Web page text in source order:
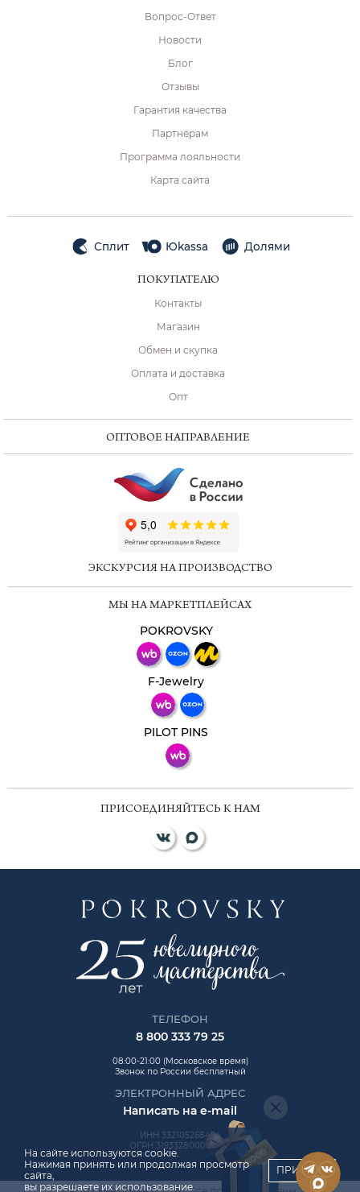
Вопрос-Ответ
Новости
Блог
Отзывы
Гарантия качества
Партнёрам
Программа лояльности
Карта сайта
Сплит Юkassa Долями
ПОКУПАТЕЛЮ
Контакты
Магазин
Обмен и скупка
Оплата и доставка
Опт
ОПТОВОЕ НАПРАВЛЕНИЕ
ЭКСКУРСИЯ НА ПРОИЗВОДСТВО
МЫ НА МАРКЕТПЛЕЙСАХ
POKROVSKY
F-Jewelry
PILOT PINS
ПРИСОЕДИНЯЙТЕСЬ К НАМ
ТЕЛЕФОН
8 800 333 79 25
08:00-21:00 (Московское время)
Звонок по России бесплатный
ЭЛЕКТРОННЫЙ АДРЕС
Написать на e-mail
ИНН 332105268454
ОГРН 319332800006992
На сайте используются cookie.
Нажимая принять или продолжая просмотр
сайта,
вы разрешаете их использование.
ПРИНЯТЬ